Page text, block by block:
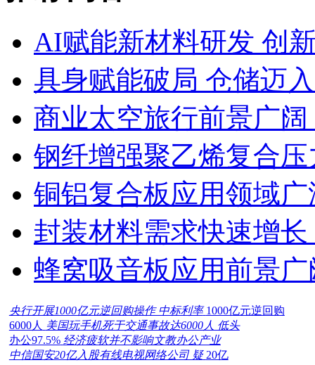
AI赋能新材料研发 创
具身赋能破局 仓储迈
商业太空旅行前景广
钢纤增强聚乙烯复合
铜铝复合板应用领域
封装材料需求快速增
蜂窝吸音板应用前景
央行开展1000亿元逆回购操作 中标利率 1000亿元逆回购
6000人 美国玩手机死于交通事故达6000人 低头
办公97.5% 经济疲软并不影响文教办公产业
中信国安20亿入股有线电视网络公司 疑 20亿